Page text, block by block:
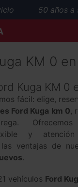
50 años a su
KM 0
Kuga KM 0
fácil: elige,
Ford Kuga km 0,
Ofrecemos
y atención
ventajas de
.
vehículos Ford